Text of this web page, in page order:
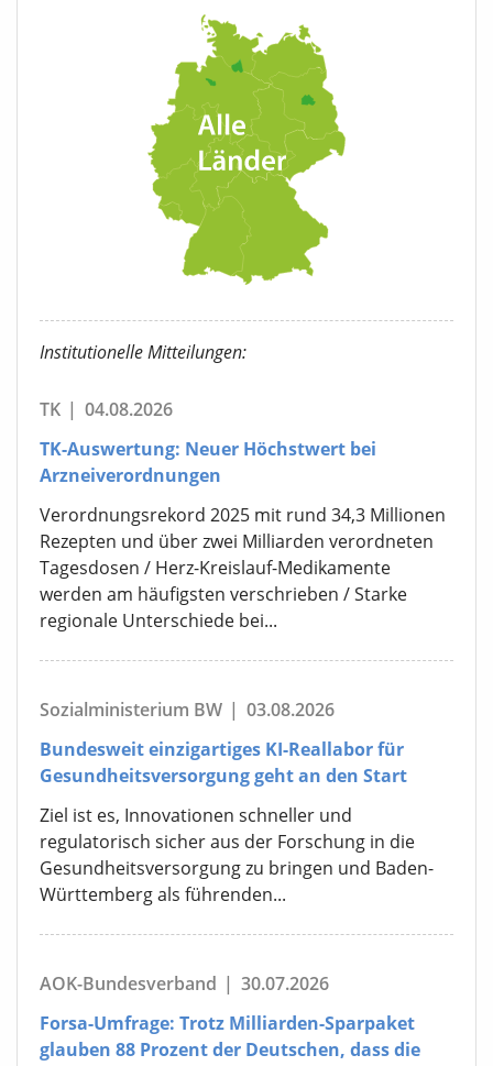
Institutionelle Mitteilungen:
TK | 04.08.2026
TK-Auswertung: Neuer Höchstwert bei
Arzneiverordnungen
Verordnungsrekord 2025 mit rund 34,3 Millionen
Rezepten und über zwei Milliarden verordneten
Tagesdosen / Herz-Kreislauf-Medikamente
werden am häufigsten verschrieben / Starke
regionale Unterschiede bei...
Sozialministerium BW | 03.08.2026
Bundesweit einzigartiges KI-Reallabor für
Gesundheitsversorgung geht an den Start
Ziel ist es, Innovationen schneller und
regulatorisch sicher aus der Forschung in die
Gesundheitsversorgung zu bringen und Baden-
Württemberg als führenden...
AOK-Bundesverband | 30.07.2026
Forsa-Umfrage: Trotz Milliarden-Sparpaket
glauben 88 Prozent der Deutschen, dass die